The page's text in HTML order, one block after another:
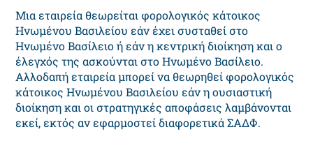
Μια εταιρεία θεωρείται φορολογικός κάτοικος
Ηνωμένου Βασιλείου εάν έχει συσταθεί στο
Ηνωμένο Βασίλειο ή εάν η κεντρική διοίκηση και ο
έλεγχός της ασκούνται στο Ηνωμένο Βασίλειο.
Αλλοδαπή εταιρεία μπορεί να θεωρηθεί φορολογικός
κάτοικος Ηνωμένου Βασιλείου εάν η ουσιαστική
διοίκηση και οι στρατηγικές αποφάσεις λαμβάνονται
εκεί, εκτός αν εφαρμοστεί διαφορετικά ΣΑΔΦ.